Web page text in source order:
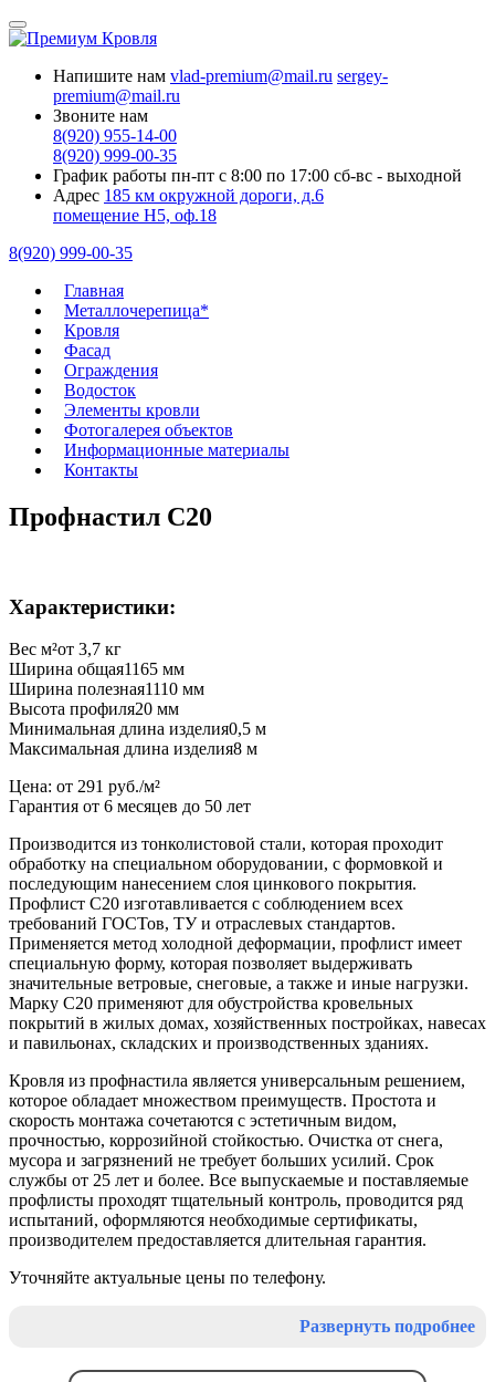
Напишите нам vlad-premium@mail.ru sergey-
premium@mail.ru
Звоните нам
8(920) 955-14-00
8(920) 999-00-35
График работы пн-пт с 8:00 по 17:00 сб-вс - выходной
Адрес 185 км окружной дороги, д.6
помещение Н5, оф.18
8(920) 999-00-35
Главная
Металлочерепица*
Кровля
Фасад
Ограждения
Водосток
Элементы кровли
Фотогалерея объектов
Информационные материалы
Контакты
Профнастил C20
Характеристики:
Вес м²от 3,7 кг
Ширина общая1165 мм
Ширина полезная1110 мм
Высота профиля20 мм
Минимальная длина изделия0,5 м
Максимальная длина изделия8 м
Цена: от 291 руб./м²
Гарантия от 6 месяцев до 50 лет
Производится из тонколистовой стали, которая проходит
обработку на специальном оборудовании, с формовкой и
последующим нанесением слоя цинкового покрытия.
Профлист С20 изготавливается с соблюдением всех
требований ГОСТов, ТУ и отраслевых стандартов.
Применяется метод холодной деформации, профлист имеет
специальную форму, которая позволяет выдерживать
значительные ветровые, снеговые, а также и иные нагрузки.
Марку С20 применяют для обустройства кровельных
покрытий в жилых домах, хозяйственных постройках, навесах
и павильонах, складских и производственных зданиях.
Кровля из профнастила является универсальным решением,
которое обладает множеством преимуществ. Простота и
скорость монтажа сочетаются с эстетичным видом,
прочностью, коррозийной стойкостью. Очистка от снега,
мусора и загрязнений не требует больших усилий. Срок
службы от 25 лет и более. Все выпускаемые и поставляемые
профлисты проходят тщательный контроль, проводится ряд
испытаний, оформляются необходимые сертификаты,
производителем предоставляется длительная гарантия.
Уточняйте актуальные цены по телефону.
Развернуть подробнее